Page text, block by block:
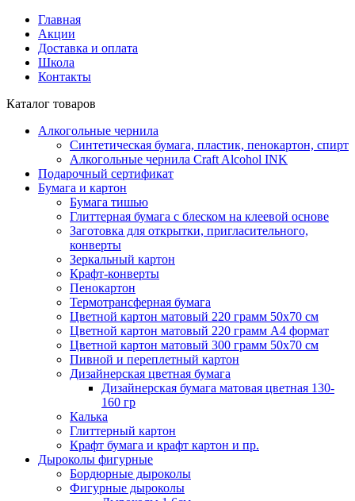
Главная
Акции
Доставка и оплата
Школа
Контакты
Каталог товаров
Алкогольные чернила
Синтетическая бумага, пластик, пенокартон, спирт
Алкогольные чернила Craft Alcohol INK
Подарочный сертификат
Бумага и картон
Бумага тишью
Глиттерная бумага с блеском на клеевой основе
Заготовка для открытки, пригласительного,
конверты
Зеркальный картон
Крафт-конверты
Пенокартон
Термотрансферная бумага
Цветной картон матовый 220 грамм 50х70 см
Цветной картон матовый 220 грамм A4 формат
Цветной картон матовый 300 грамм 50х70 см
Пивной и переплетный картон
Дизайнерская цветная бумага
Дизайнерская бумага матовая цветная 130-
160 гр
Калька
Глиттерный картон
Крафт бумага и крафт картон и пр.
Дыроколы фигурные
Бордюрные дыроколы
Фигурные дыроколы